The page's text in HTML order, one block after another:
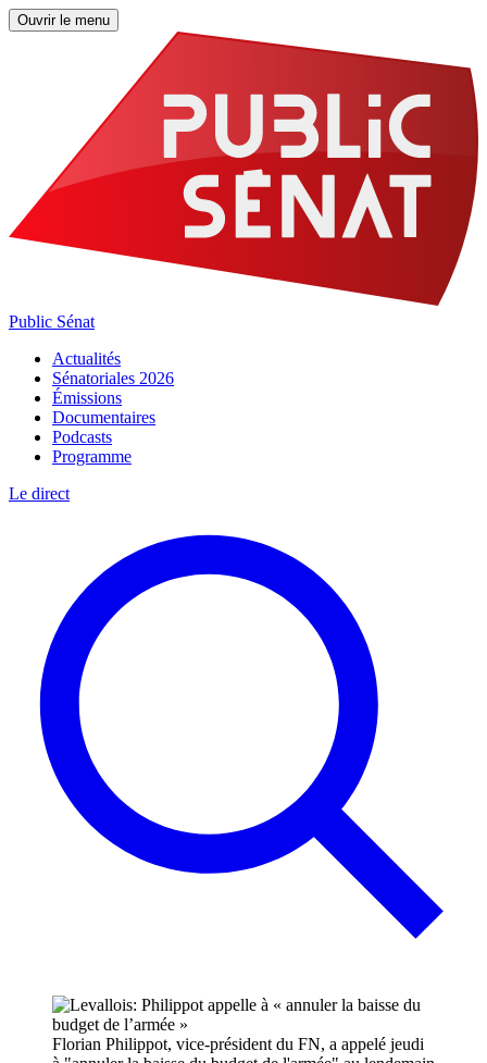
Ouvrir le menu
Public Sénat
Actualités
Sénatoriales 2026
Émissions
Documentaires
Podcasts
Programme
Le direct
Florian Philippot, vice-président du FN, a appelé jeudi